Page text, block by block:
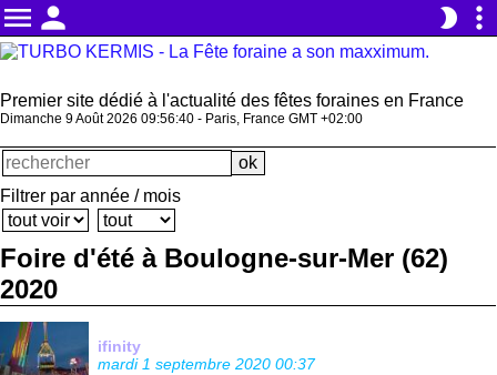
menu person brightness_2 more_vert
Premier site dédié à l'actualité des fêtes foraines en France
Dimanche 9 Août 2026 09:56:42 - Paris, France GMT +02:00
Filtrer par année / mois
Foire d'été à Boulogne-sur-Mer (62)
2020
ifinity
mardi 1 septembre 2020 00:37